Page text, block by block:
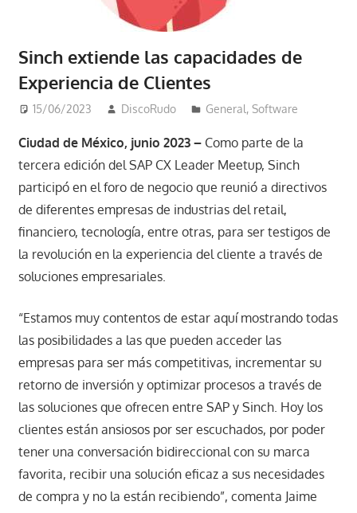
Sinch extiende las capacidades de
Experiencia de Clientes
15/06/2023 DiscoRudo General,Software
Ciudad de México, junio 2023 –Como parte de la
tercera edición del SAP CX Leader Meetup, Sinch
participó en el foro de negocio que reunió a directivos
de diferentes empresas de industrias del retail,
financiero, tecnología, entre otras, para ser testigos de
la revolución en la experiencia del cliente a través de
soluciones empresariales.
“Estamos muy contentos de estar aquí mostrando todas
las posibilidades a las que pueden acceder las
empresas para ser más competitivas, incrementar su
retorno de inversión y optimizar procesos a través de
las soluciones que ofrecen entre SAP y Sinch. Hoy los
clientes están ansiosos por ser escuchados, por poder
tener una conversación bidireccional con su marca
favorita, recibir una solución eficaz a sus necesidades
de compra y no la están recibiendo”, comenta Jaime